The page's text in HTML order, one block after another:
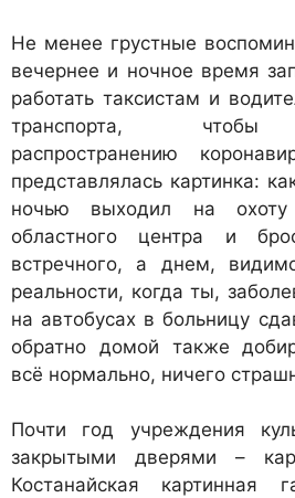
Не менее грустные
вечернее и ночное время
работать таксистам и
транспорта, чтобы
распространению
представлялась картинка:
ночью выходил на
областного центра и
встречного, а днем,
реальности, когда ты,
на автобусах в больницу
обратно домой также
всё нормально, ничего
Почти год учреждения
закрытыми дверями –
Костанайская картинная